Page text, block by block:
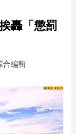
轟「懲罰
合編輯